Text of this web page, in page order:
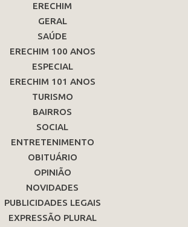
ERECHIM
GERAL
SAÚDE
ERECHIM 100 ANOS
ESPECIAL
ERECHIM 101 ANOS
TURISMO
BAIRROS
SOCIAL
ENTRETENIMENTO
OBITUÁRIO
OPINIÃO
NOVIDADES
PUBLICIDADES LEGAIS
EXPRESSÃO PLURAL